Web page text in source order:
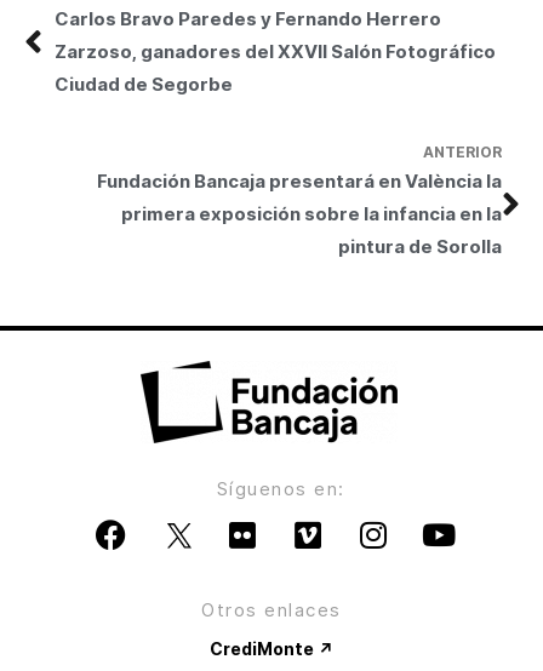
ANTERIOR
Fundación Bancaja presentará en València la
primera exposición sobre la infancia en la
pintura de Sorolla
Carlos Bravo Paredes y Fernando Herrero
Zarzoso, ganadores del XXVII Salón Fotográfico
Ciudad de Segorbe
Síguenos en:
Otros enlaces
CrediMonte ↗